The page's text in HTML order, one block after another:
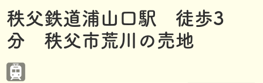
秩父鉄道浦山口駅 徒歩3
分 秩父市荒川の売地